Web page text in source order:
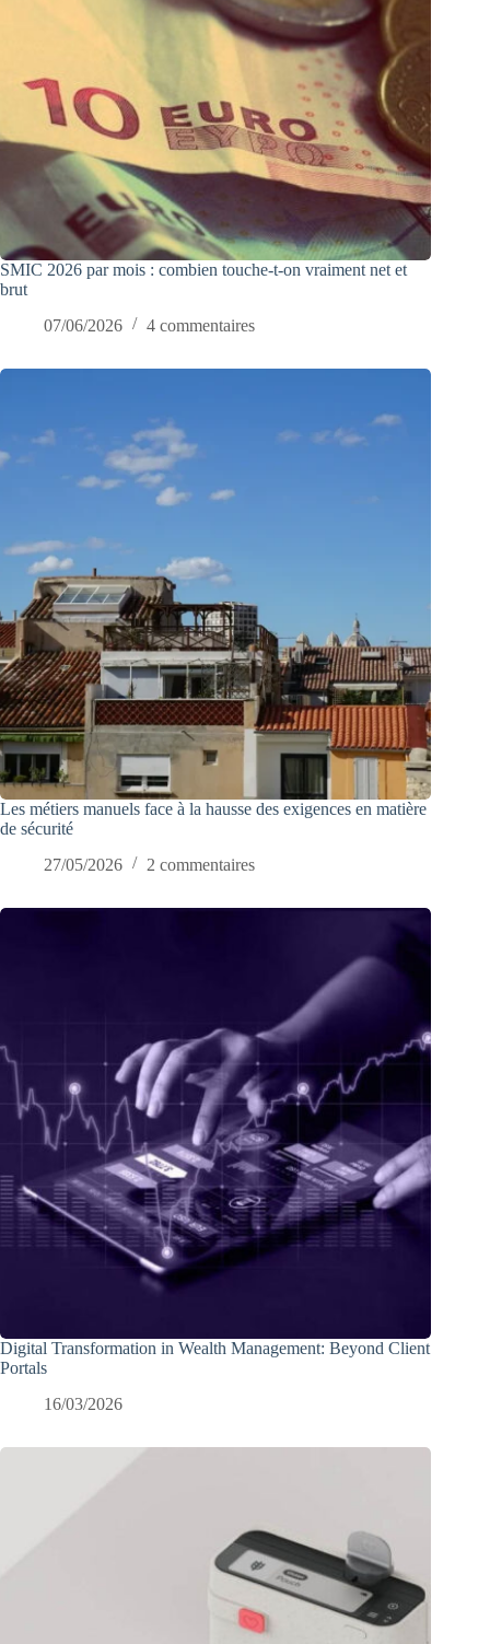
SMIC 2026 par mois : combien touche-t-on vraiment net et
brut
07/06/2026
4 commentaires
Les métiers manuels face à la hausse des exigences en matière
de sécurité
27/05/2026
2 commentaires
Digital Transformation in Wealth Management: Beyond Client
Portals
16/03/2026